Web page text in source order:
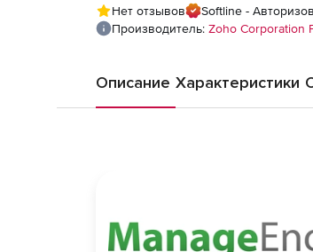
Нет отзывов
Softline -
Производитель: Zoho Corporation
Описание Характеристики